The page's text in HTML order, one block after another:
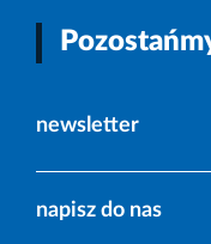
newsletter
napisz do nas